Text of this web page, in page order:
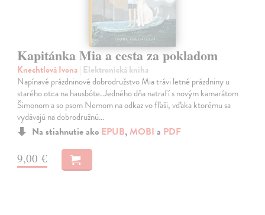
Kapitánka Mia a cesta za pokladom
Knechtlová Ivona| Elektronická kniha
Napínavé prázdninové dobrodružstvo Mia trávi letné prázdniny u
starého otca na hausbóte. Jedného dňa natrafí s novým kamarátom
Šimonom a so psom Nemom na odkaz vo fľaši, vďaka ktorému sa
vydávajú na dobrodružnú…
Na stiahnutie ako EPUB, MOBI a PDF
9,00 €